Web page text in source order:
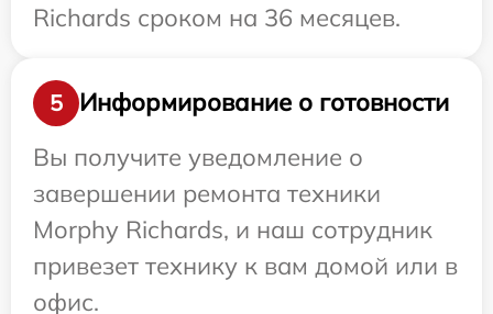
Richards сроком на 36 месяцев.
5
Информирование о готовности
Вы получите уведомление о
завершении ремонта техники
Morphy Richards, и наш сотрудник
привезет технику к вам домой или в
офис.